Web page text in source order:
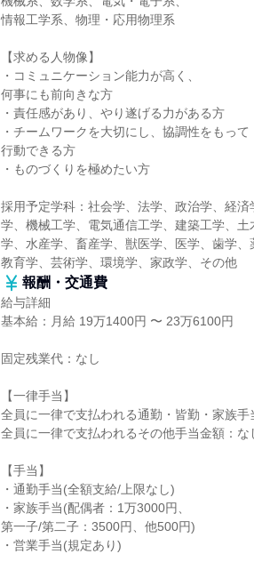
情報工学系、物理・応用物理系
【求める人物像】
・コミュニケーション能力が高く、
何事にも前向きな方
・責任感があり、やり遂げる力がある方
・チームワークを大切にし、協調性をもって
行動できる方
・ものづくりを極めたい方
採用予定学科：社会学、法学、政治学、経
学、機械工学、電気通信工学、建築工学、
学、水産学、畜産学、獣医学、医学、歯学
教育学、芸術学、環境学、家政学、その他
報酬・交通費
給与詳細
基本給：月給 19万1400円 〜 23万6100円
固定残業代：なし
【一律手当】
全員に一律で支払われる通勤・皆勤・家族手
全員に一律で支払われるその他手当金額：な
【手当】
・通勤手当(全額支給/上限なし)
・家族手当(配偶者：1万3000円、
第一子/第二子：3500円、他500円)
・営業手当(規定あり)